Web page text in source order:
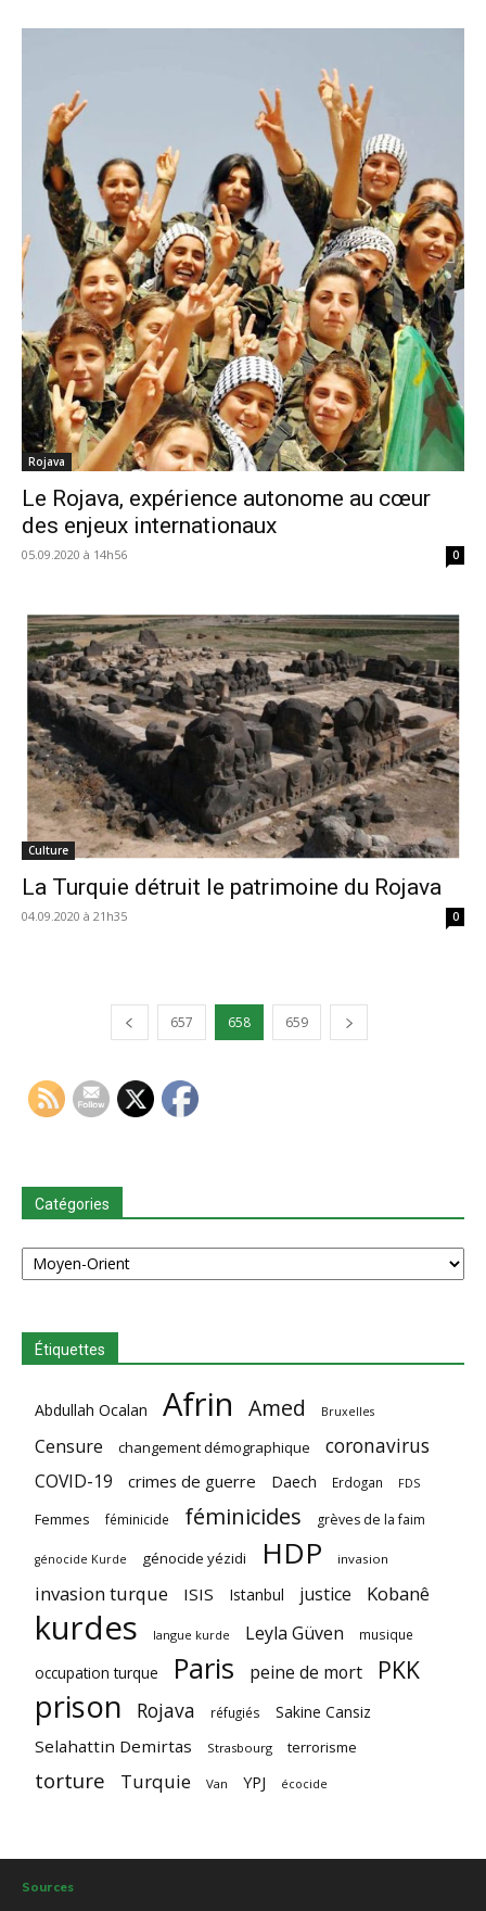
Rojava
Le Rojava, expérience autonome au cœur
des enjeux internationaux
05.09.2020 à 14h56 0
Culture
La Turquie détruit le patrimoine du Rojava
04.09.2020 à 21h35 0
657 658 659
Catégories
Catégories
Étiquettes
Abdullah Ocalan Afrin Amed Bruxelles
Censure changement démographique coronavirus
COVID-19 crimes de guerre Daech Erdogan FDS
Femmes féminicide féminicides grèves de la faim
génocide Kurde génocide yézidi HDP invasion
invasion turque ISIS Istanbul justice Kobanê
kurdes langue kurde Leyla Güven musique
occupation turque Paris peine de mort PKK
prison Rojava réfugiés Sakine Cansiz
Selahattin Demirtas Strasbourg terrorisme
torture Turquie Van YPJ écocide
Sources